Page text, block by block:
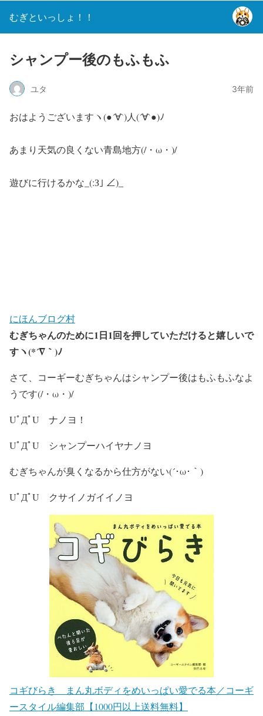
むぎといっしょ！！
シャンプー後のもふもふ
ユタ 3年前
おはようございますヽ(●´∀`)人(´∀`●)ﾉ
あまり天気の良くない青島地方(/・ω・)/
遊びに行けるかな_(:З｣ ∠)_
にほんブログ村
むぎちゃんのために1日1回を押していただけると嬉しいで
すヽ(*´∇｀)ﾉ
さて、コーギーむぎちゃんはシャンプー後はもふもふなよ
うです(/・ω・)/
UﾟДﾟU ナノヨ！
UﾟДﾟU シャンプーハイヤナノヨ
むぎちゃんが臭くなるから仕方がない(´･ω･｀)
UﾟДﾟU クサイノガイイノヨ
コギびらき まん丸ボディをめいっぱい愛でる本／コーギ
ースタイル編集部【1000円以上送料無料】